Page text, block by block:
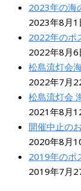
2023年の海
2023年8月1
2022年のポ
2022年8月6
松島流灯会
2022年7月
松島流灯会
2021年8月
開催中止の
2020年8月
2019年のポ
2019年7月